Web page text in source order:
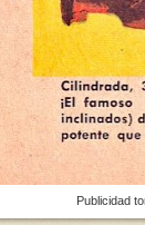
Publicidad